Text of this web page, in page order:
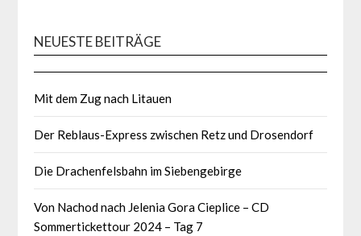
NEUESTE BEITRÄGE
Mit dem Zug nach Litauen
Der Reblaus-Express zwischen Retz und Drosendorf
Die Drachenfelsbahn im Siebengebirge
Von Nachod nach Jelenia Gora Cieplice – CD
Sommertickettour 2024 – Tag 7